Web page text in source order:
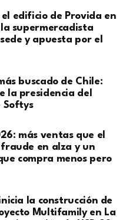
el edificio de Provida en
supermercadista
y apuesta por el
buscado de Chile:
la presidencia del
Softys
más ventas que el
en alza y un
compra menos pero
la construcción de
Multifamily en La